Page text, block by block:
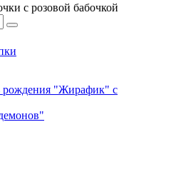
с розовой бабочкой